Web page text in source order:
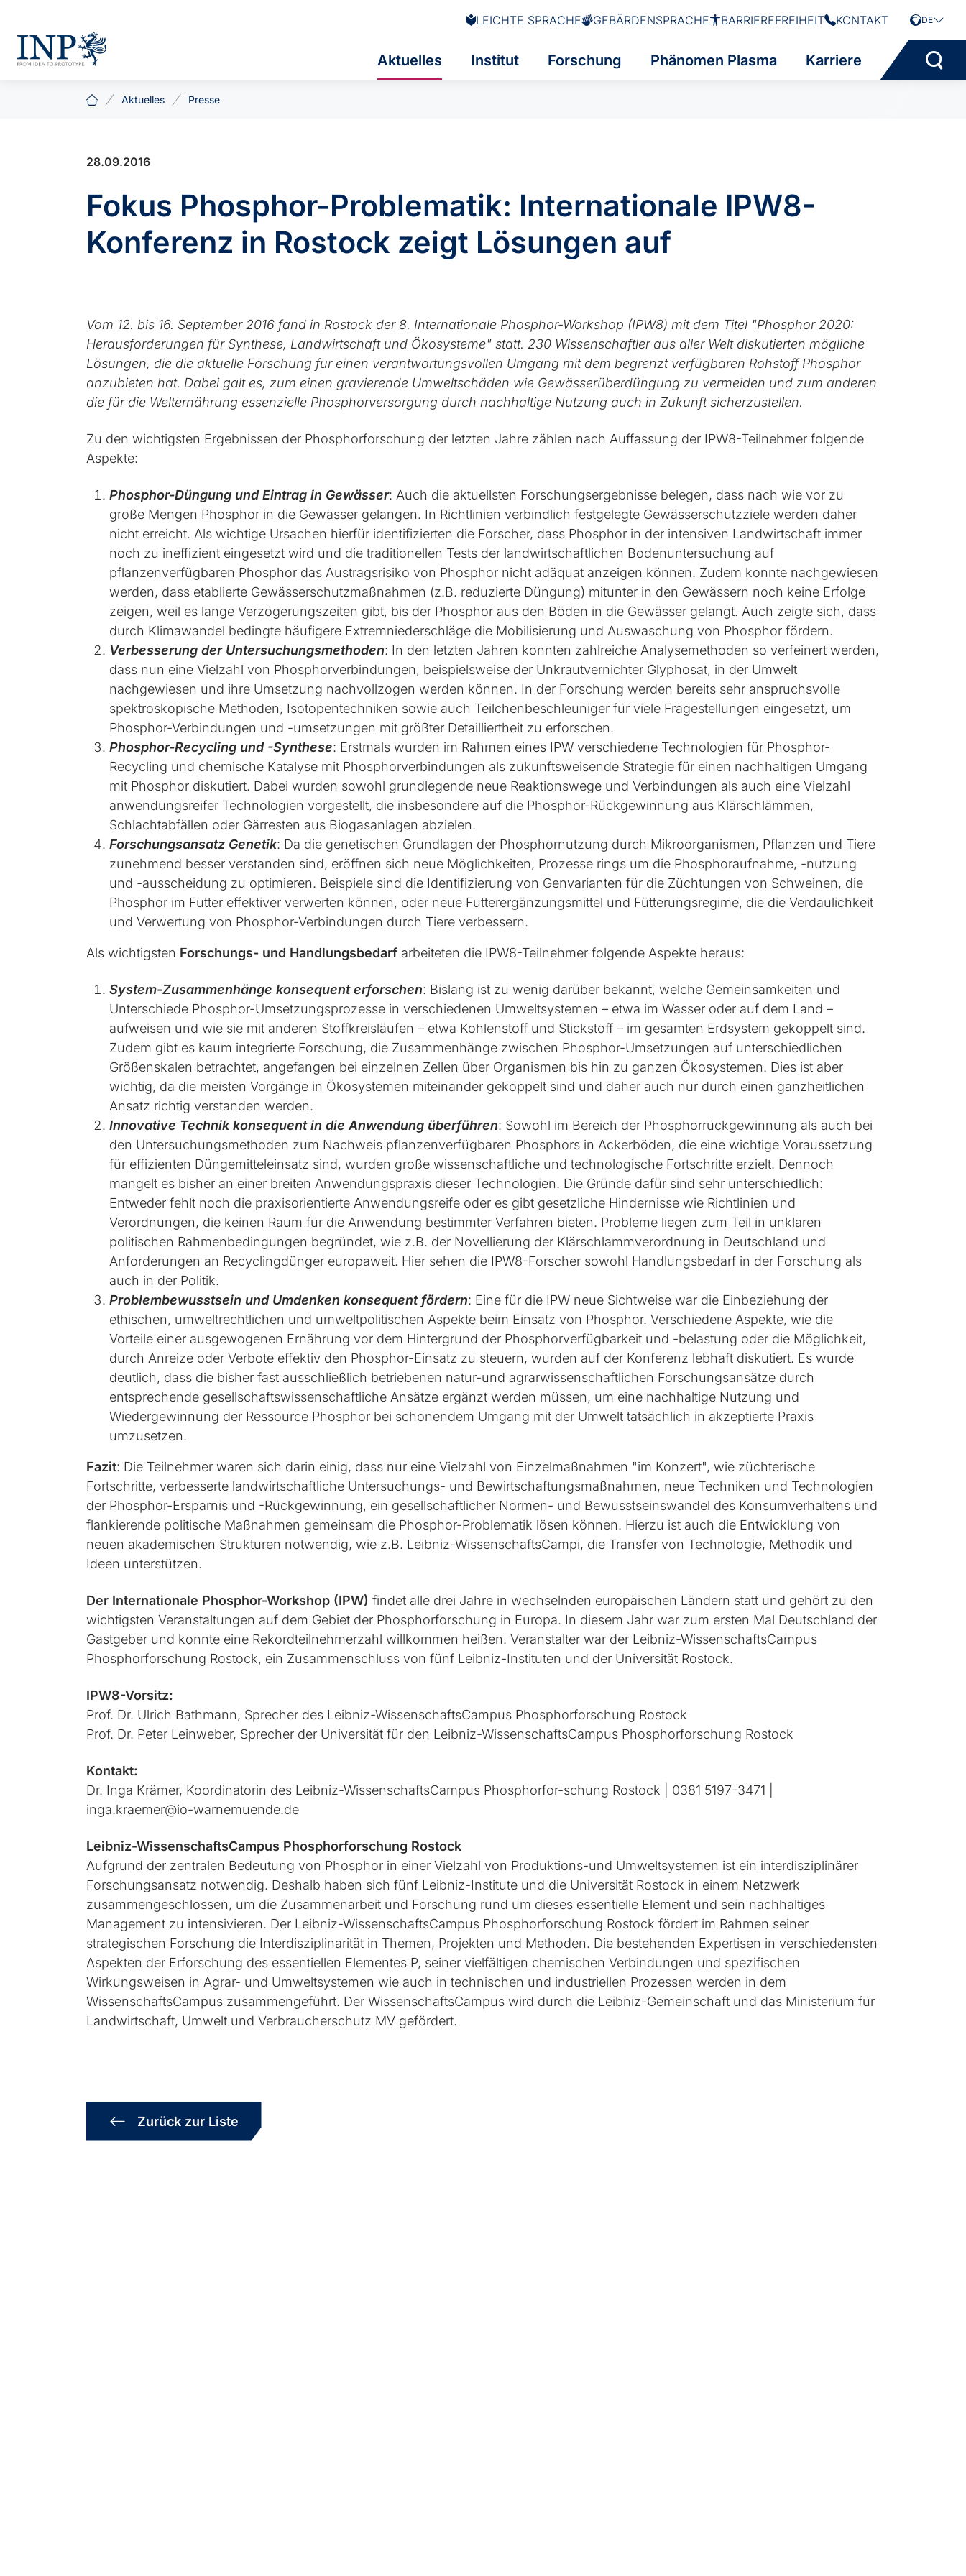
LEICHTE SPRACHE GEBÄRDENSPRACHE BARRIEREFREIHEIT KONTAKT DE
Aktuelles Institut Forschung Phänomen Plasma Karriere
Aktuelles Presse
28.09.2016
Fokus Phosphor-Problematik: Internationale IPW8-
Konferenz in Rostock zeigt Lösungen auf
Vom 12. bis 16. September 2016 fand in Rostock der 8. Internationale Phosphor-Workshop (IPW8) mit dem Titel "Phosphor 2020:
Herausforderungen für Synthese, Landwirtschaft und Ökosysteme" statt. 230 Wissenschaftler aus aller Welt diskutierten mögliche
Lösungen, die die aktuelle Forschung für einen verantwortungsvollen Umgang mit dem begrenzt verfügbaren Rohstoff Phosphor
anzubieten hat. Dabei galt es, zum einen gravierende Umweltschäden wie Gewässerüberdüngung zu vermeiden und zum anderen
die für die Welternährung essenzielle Phosphorversorgung durch nachhaltige Nutzung auch in Zukunft sicherzustellen.
Zu den wichtigsten Ergebnissen der Phosphorforschung der letzten Jahre zählen nach Auffassung der IPW8-Teilnehmer folgende
Aspekte:
Phosphor-Düngung und Eintrag in Gewässer: Auch die aktuellsten Forschungsergebnisse belegen, dass nach wie vor zu
große Mengen Phosphor in die Gewässer gelangen. In Richtlinien verbindlich festgelegte Gewässerschutzziele werden daher
nicht erreicht. Als wichtige Ursachen hierfür identifizierten die Forscher, dass Phosphor in der intensiven Landwirtschaft immer
noch zu ineffizient eingesetzt wird und die traditionellen Tests der landwirtschaftlichen Bodenuntersuchung auf
pflanzenverfügbaren Phosphor das Austragsrisiko von Phosphor nicht adäquat anzeigen können. Zudem konnte nachgewiesen
werden, dass etablierte Gewässerschutzmaßnahmen (z.B. reduzierte Düngung) mitunter in den Gewässern noch keine Erfolge
zeigen, weil es lange Verzögerungszeiten gibt, bis der Phosphor aus den Böden in die Gewässer gelangt. Auch zeigte sich, dass
durch Klimawandel bedingte häufigere Extremniederschläge die Mobilisierung und Auswaschung von Phosphor fördern.
Verbesserung der Untersuchungsmethoden: In den letzten Jahren konnten zahlreiche Analysemethoden so verfeinert werden,
dass nun eine Vielzahl von Phosphorverbindungen, beispielsweise der Unkrautvernichter Glyphosat, in der Umwelt
nachgewiesen und ihre Umsetzung nachvollzogen werden können. In der Forschung werden bereits sehr anspruchsvolle
spektroskopische Methoden, Isotopentechniken sowie auch Teilchenbeschleuniger für viele Fragestellungen eingesetzt, um
Phosphor-Verbindungen und -umsetzungen mit größter Detailliertheit zu erforschen.
Phosphor-Recycling und -Synthese: Erstmals wurden im Rahmen eines IPW verschiedene Technologien für Phosphor-
Recycling und chemische Katalyse mit Phosphorverbindungen als zukunftsweisende Strategie für einen nachhaltigen Umgang
mit Phosphor diskutiert. Dabei wurden sowohl grundlegende neue Reaktionswege und Verbindungen als auch eine Vielzahl
anwendungsreifer Technologien vorgestellt, die insbesondere auf die Phosphor-Rückgewinnung aus Klärschlämmen,
Schlachtabfällen oder Gärresten aus Biogasanlagen abzielen.
Forschungsansatz Genetik: Da die genetischen Grundlagen der Phosphornutzung durch Mikroorganismen, Pflanzen und Tiere
zunehmend besser verstanden sind, eröffnen sich neue Möglichkeiten, Prozesse rings um die Phosphoraufnahme, -nutzung
und -ausscheidung zu optimieren. Beispiele sind die Identifizierung von Genvarianten für die Züchtungen von Schweinen, die
Phosphor im Futter effektiver verwerten können, oder neue Futterergänzungsmittel und Fütterungsregime, die die Verdaulichkeit
und Verwertung von Phosphor-Verbindungen durch Tiere verbessern.
Als wichtigsten Forschungs- und Handlungsbedarf arbeiteten die IPW8-Teilnehmer folgende Aspekte heraus:
System-Zusammenhänge konsequent erforschen: Bislang ist zu wenig darüber bekannt, welche Gemeinsamkeiten und
Unterschiede Phosphor-Umsetzungsprozesse in verschiedenen Umweltsystemen – etwa im Wasser oder auf dem Land –
aufweisen und wie sie mit anderen Stoffkreisläufen – etwa Kohlenstoff und Stickstoff – im gesamten Erdsystem gekoppelt sind.
Zudem gibt es kaum integrierte Forschung, die Zusammenhänge zwischen Phosphor-Umsetzungen auf unterschiedlichen
Größenskalen betrachtet, angefangen bei einzelnen Zellen über Organismen bis hin zu ganzen Ökosystemen. Dies ist aber
wichtig, da die meisten Vorgänge in Ökosystemen miteinander gekoppelt sind und daher auch nur durch einen ganzheitlichen
Ansatz richtig verstanden werden.
Innovative Technik konsequent in die Anwendung überführen: Sowohl im Bereich der Phosphorrückgewinnung als auch bei
den Untersuchungsmethoden zum Nachweis pflanzenverfügbaren Phosphors in Ackerböden, die eine wichtige Voraussetzung
für effizienten Düngemitteleinsatz sind, wurden große wissenschaftliche und technologische Fortschritte erzielt. Dennoch
mangelt es bisher an einer breiten Anwendungspraxis dieser Technologien. Die Gründe dafür sind sehr unterschiedlich:
Entweder fehlt noch die praxisorientierte Anwendungsreife oder es gibt gesetzliche Hindernisse wie Richtlinien und
Verordnungen, die keinen Raum für die Anwendung bestimmter Verfahren bieten. Probleme liegen zum Teil in unklaren
politischen Rahmenbedingungen begründet, wie z.B. der Novellierung der Klärschlammverordnung in Deutschland und
Anforderungen an Recyclingdünger europaweit. Hier sehen die IPW8-Forscher sowohl Handlungsbedarf in der Forschung als
auch in der Politik.
Problembewusstsein und Umdenken konsequent fördern: Eine für die IPW neue Sichtweise war die Einbeziehung der
ethischen, umweltrechtlichen und umweltpolitischen Aspekte beim Einsatz von Phosphor. Verschiedene Aspekte, wie die
Vorteile einer ausgewogenen Ernährung vor dem Hintergrund der Phosphorverfügbarkeit und -belastung oder die Möglichkeit,
durch Anreize oder Verbote effektiv den Phosphor-Einsatz zu steuern, wurden auf der Konferenz lebhaft diskutiert. Es wurde
deutlich, dass die bisher fast ausschließlich betriebenen natur-und agrarwissenschaftlichen Forschungsansätze durch
entsprechende gesellschaftswissenschaftliche Ansätze ergänzt werden müssen, um eine nachhaltige Nutzung und
Wiedergewinnung der Ressource Phosphor bei schonendem Umgang mit der Umwelt tatsächlich in akzeptierte Praxis
umzusetzen.
Fazit: Die Teilnehmer waren sich darin einig, dass nur eine Vielzahl von Einzelmaßnahmen "im Konzert", wie züchterische
Fortschritte, verbesserte landwirtschaftliche Untersuchungs- und Bewirtschaftungsmaßnahmen, neue Techniken und Technologien
der Phosphor-Ersparnis und -Rückgewinnung, ein gesellschaftlicher Normen- und Bewusstseinswandel des Konsumverhaltens und
flankierende politische Maßnahmen gemeinsam die Phosphor-Problematik lösen können. Hierzu ist auch die Entwicklung von
neuen akademischen Strukturen notwendig, wie z.B. Leibniz-WissenschaftsCampi, die Transfer von Technologie, Methodik und
Ideen unterstützen.
Der Internationale Phosphor-Workshop (IPW) findet alle drei Jahre in wechselnden europäischen Ländern statt und gehört zu den
wichtigsten Veranstaltungen auf dem Gebiet der Phosphorforschung in Europa. In diesem Jahr war zum ersten Mal Deutschland der
Gastgeber und konnte eine Rekordteilnehmerzahl willkommen heißen. Veranstalter war der Leibniz-WissenschaftsCampus
Phosphorforschung Rostock, ein Zusammenschluss von fünf Leibniz-Instituten und der Universität Rostock.
IPW8-Vorsitz:
Prof. Dr. Ulrich Bathmann, Sprecher des Leibniz-WissenschaftsCampus Phosphorforschung Rostock
Prof. Dr. Peter Leinweber, Sprecher der Universität für den Leibniz-WissenschaftsCampus Phosphorforschung Rostock
Kontakt:
Dr. Inga Krämer, Koordinatorin des Leibniz-WissenschaftsCampus Phosphorfor-schung Rostock | 0381 5197-3471 |
inga.kraemer@io-warnemuende.de
Leibniz-WissenschaftsCampus Phosphorforschung Rostock
Aufgrund der zentralen Bedeutung von Phosphor in einer Vielzahl von Produktions-und Umweltsystemen ist ein interdisziplinärer
Forschungsansatz notwendig. Deshalb haben sich fünf Leibniz-Institute und die Universität Rostock in einem Netzwerk
zusammengeschlossen, um die Zusammenarbeit und Forschung rund um dieses essentielle Element und sein nachhaltiges
Management zu intensivieren. Der Leibniz-WissenschaftsCampus Phosphorforschung Rostock fördert im Rahmen seiner
strategischen Forschung die Interdisziplinarität in Themen, Projekten und Methoden. Die bestehenden Expertisen in verschiedensten
Aspekten der Erforschung des essentiellen Elementes P, seiner vielfältigen chemischen Verbindungen und spezifischen
Wirkungsweisen in Agrar- und Umweltsystemen wie auch in technischen und industriellen Prozessen werden in dem
WissenschaftsCampus zusammengeführt. Der WissenschaftsCampus wird durch die Leibniz-Gemeinschaft und das Ministerium für
Landwirtschaft, Umwelt und Verbraucherschutz MV gefördert.
Zurück zur Liste